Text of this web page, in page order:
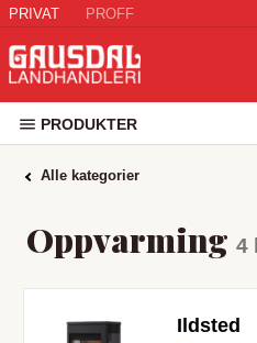
PRIVAT PROFF
PRODUKTER
Alle kategorier
Oppvarming 4
Ildsted